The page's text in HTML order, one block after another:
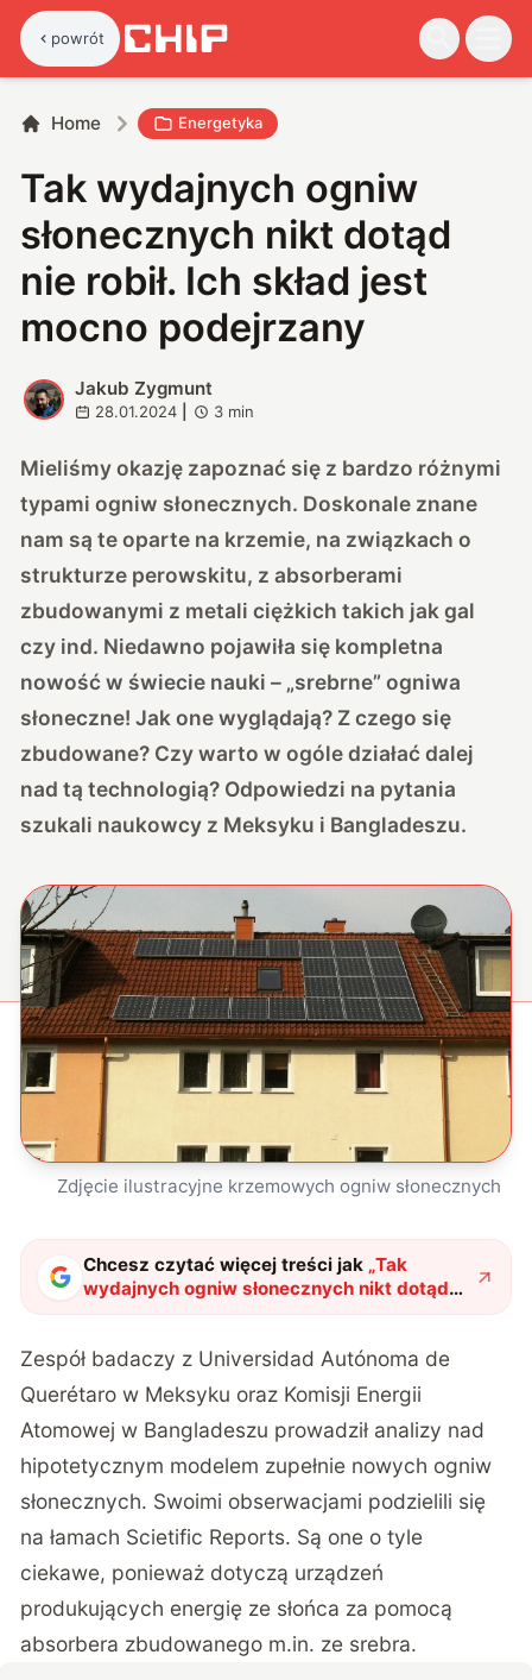
powrót
Home Energetyka
Tak wydajnych ogniw
słonecznych nikt dotąd
nie robił. Ich skład jest
mocno podejrzany
J
Jakub Zygmunt
28.01.2024 3 min
Mieliśmy okazję zapoznać się z bardzo różnymi
typami ogniw słonecznych. Doskonale znane
nam są te oparte na krzemie, na związkach o
strukturze perowskitu, z absorberami
zbudowanymi z metali ciężkich takich jak gal
czy ind. Niedawno pojawiła się kompletna
nowość w świecie nauki – „srebrne” ogniwa
słoneczne! Jak one wyglądają? Z czego się
zbudowane? Czy warto w ogóle działać dalej
nad tą technologią? Odpowiedzi na pytania
szukali naukowcy z Meksyku i Bangladeszu.
Zdjęcie ilustracyjne krzemowych ogniw słonecznych
Chcesz czytać więcej treści jak „Tak
wydajnych ogniw słonecznych nikt dotąd
nie robił. Ich skład jest mocno podejrzany"?
Zespół badaczy z Universidad Autónoma de
Querétaro w Meksyku oraz Komisji Energii
Atomowej w Bangladeszu prowadził analizy nad
hipotetycznym modelem zupełnie nowych ogniw
słonecznych. Swoimi obserwacjami podzielili się
na łamach Scietific Reports. Są one o tyle
ciekawe, ponieważ dotyczą urządzeń
produkujących energię ze słońca za pomocą
absorbera zbudowanego m.in. ze srebra.